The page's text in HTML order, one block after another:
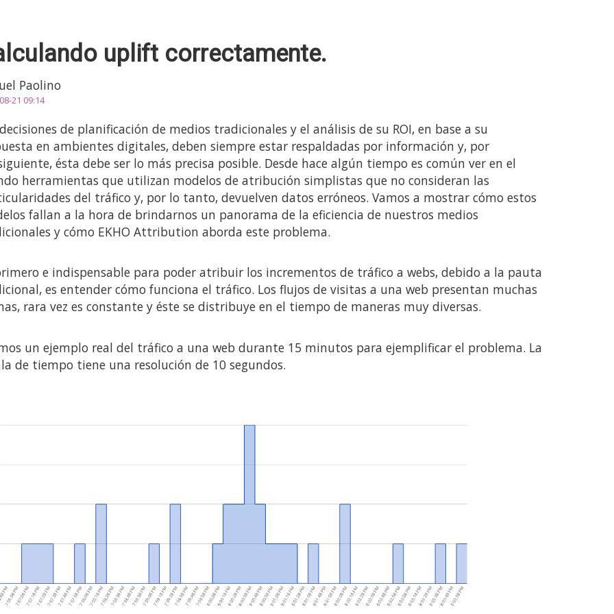
uplift correctamente.
Paolino
21 09:14
de planificación de medios tradicionales y el análisis de su ROI, en base a su
en ambientes digitales, deben siempre estar respaldadas por información y, por
ésta debe ser lo más precisa posible. Desde hace algún tiempo es común ver en el
herramientas que utilizan modelos de atribución simplistas que no consideran las
del tráfico y, por lo tanto, devuelven datos erróneos. Vamos a mostrar cómo estos
fallan a la hora de brindarnos un panorama de la eficiencia de nuestros medios
y cómo EKHO Attribution aborda este problema.
e indispensable para poder atribuir los incrementos de tráfico a webs, debido a la pauta
es entender cómo funciona el tráfico. Los flujos de visitas a una web presentan muchas
rara vez es constante y éste se distribuye en el tiempo de maneras muy diversas.
un ejemplo real del tráfico a una web durante 15 minutos para ejemplificar el problema. La
de tiempo tiene una resolución de 10 segundos.